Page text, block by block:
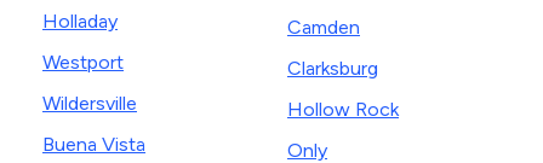
Holladay
Westport
Wildersville
Buena Vista
Camden
Clarksburg
Hollow Rock
Only